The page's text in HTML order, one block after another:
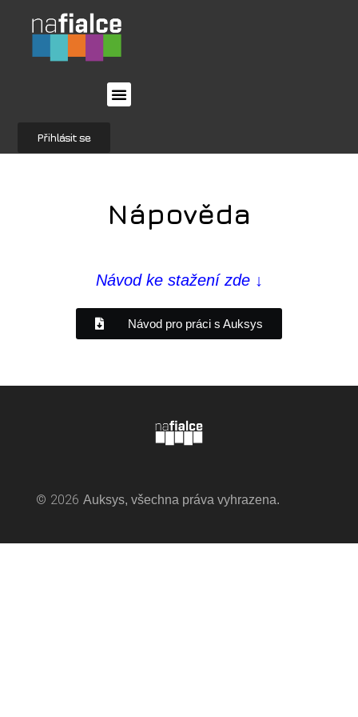
Přihlásit se
Nápověda
Návod ke stažení zde ↓
Návod pro práci s Auksys
© 2026 Auksys, všechna práva vyhrazena.